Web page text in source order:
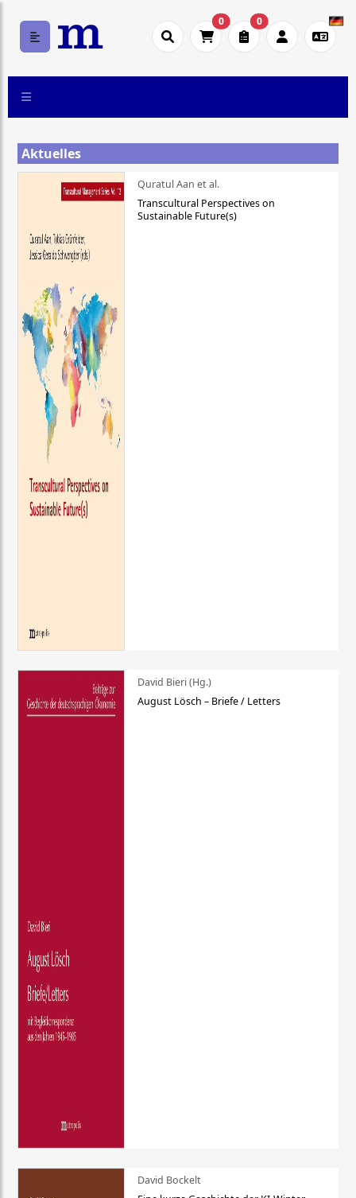
0 0
Aktuelles
Quratul Aan et al.
Transcultural Perspectives on
Sustainable Future(s)
David Bieri (Hg.)
August Lösch – Briefe / Letters
David Bockelt